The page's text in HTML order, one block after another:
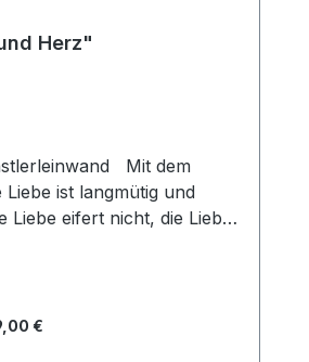
Herz"
Mit dem
Liebe ist langmütig und
Liebe eifert nicht, die Liebe
den Versand innerhalb
€